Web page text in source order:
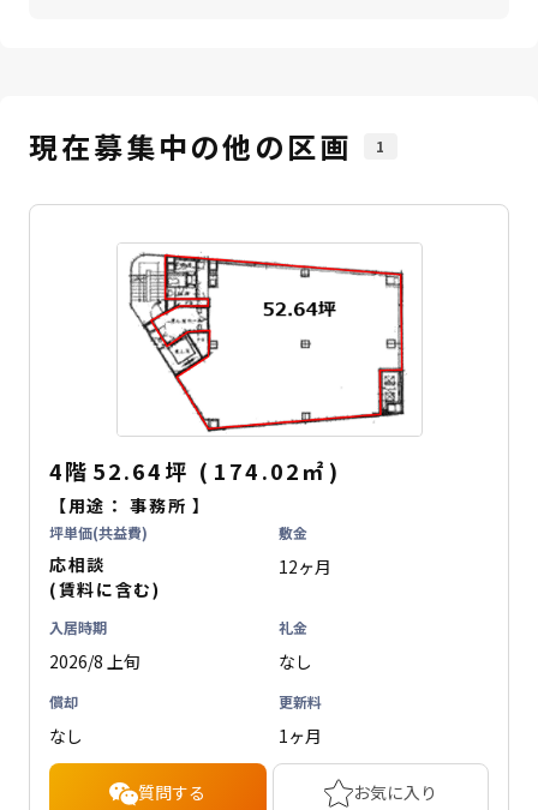
現在募集中の他の区画 1
4階 52.64坪 ( 174.02㎡ )
【用途：事務所 】
坪単価(共益費)
応相談
(賃料に含む)
敷金
12ヶ月
入居時期
2026/8 上旬
礼金
なし
償却
なし
更新料
1ヶ月
質問する お気に入り